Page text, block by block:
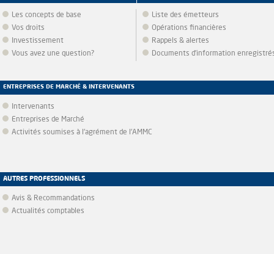
Les concepts de base
Vos droits
Investissement
Vous avez une question?
Liste des émetteurs
Opérations financières
Rappels & alertes
Documents d’information
ENTREPRISES DE MARCHÉ & INTERVENANTS
Intervenants
Entreprises de Marché
Activités soumises à l'agrément de l'AMMC
AUTRES PROFESSIONNELS
Avis & Recommandations
Actualités comptables